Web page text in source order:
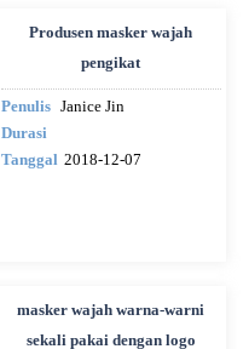
Produsen masker wajah
pengikat
Penulis Janice Jin
Durasi
Tanggal 2018-12-07
masker wajah warna-warni
sekali pakai dengan logo